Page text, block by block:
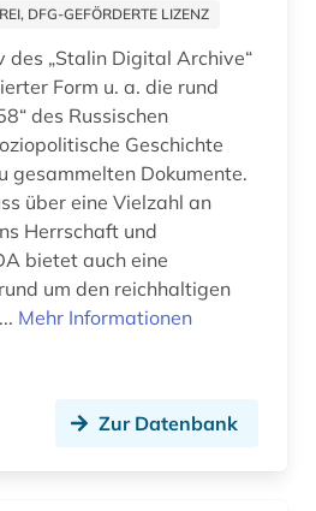
bonaparte (familie) (1)
bosnien-herzegowina (1)
DFG-GEFÖRDERTE LIZENZ
„Stalin Digital Archive“
Form u. a. die rund
des Russischen
Geschichte
gesammelten Dokumente.
über eine Vielzahl an
Herrschaft und
um den reichhaltigen
Mehr Informationen
Zur Datenbank